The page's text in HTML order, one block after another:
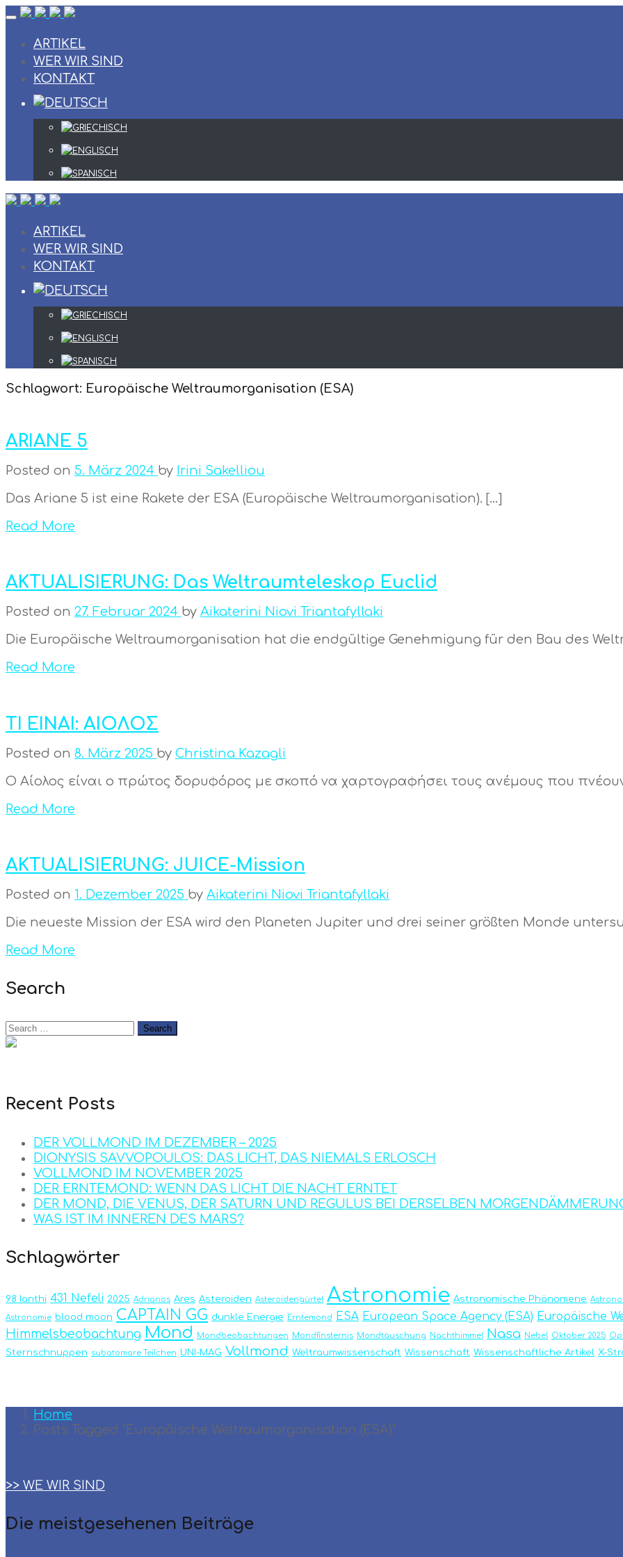
Skip
contentARTIKEL
WER WIR SIND
KONTAKT
ARTIKEL
WER WIR SIND
KONTAKT
Schlagwort: Europäische Weltraumorganisation (ESA)
ARIANE 5
Posted on 5. März 2024 by Irini Sakelliou
Das Ariane 5 ist eine Rakete der ESA (Europäische Weltraumorganisation). […]
Read More
AKTUALISIERUNG: Das Weltraumteleskop Euclid
Posted on 27. Februar 2024 by Aikaterini Niovi Triantafyllaki
Die Europäische Weltraumorganisation hat die endgültige Genehmigung für den Bau des
Read More
TI EINAI: ΑΙΟΛΟΣ
Posted on 8. März 2025 by Christina Kazagli
Ο Αίολος είναι ο πρώτος δορυφόρος με σκοπό να χαρτογραφήσει τους ανέμους που
Read More
AKTUALISIERUNG: JUICE-Mission
Posted on 1. Dezember 2025 by Aikaterini Niovi Triantafyllaki
Die neueste Mission der ESA wird den Planeten Jupiter und drei seiner größten Monde
Read More
Search
Recent Posts
DER VOLLMOND IM DEZEMBER – 2025
DIONYSIS SAVVOPOULOS: DAS LICHT, DAS NIEMALS ERLOSCH
VOLLMOND IM NOVEMBER 2025
DER ERNTEMOND: WENN DAS LICHT DIE NACHT ERNTET
DER MOND, DIE VENUS, DER SATURN UND REGULUS BEI DERSELBEN
WAS IST IM INNEREN DES MARS?
Schlagwörter
98 Ianthi 431 Nefeli 2025 Adrianos Ares Asteroiden Asteroidengürtel Astronomie Astronomische Phänomene
Astronomie blood moon CAPTAIN GG dunkle Energie Erntemond ESA European Space Agency (ESA) Europäische
Himmelsbeobachtung Mond Mondbeobachtungen Mondfinsternis Mondtäuschung Nachthimmel Nasa Nebel Oktober 2025
Sternschnuppen subatomare Teilchen UNI-MAG Vollmond Weltraumwissenschaft Wissenschaft Wissenschaftliche Artikel X-
Home
Posts Tagged "Europäische Weltraumorganisation (ESA)"
>> WE WIR SIND
Die meistgesehenen Beiträge